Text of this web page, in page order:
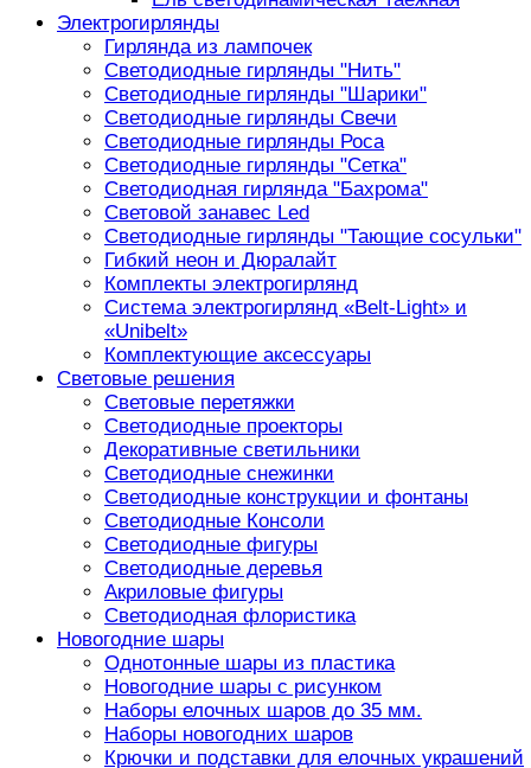
Электрогирлянды
Гирлянда из лампочек
Светодиодные гирлянды "Нить"
Светодиодные гирлянды "Шарики"
Светодиодные гирлянды Свечи
Светодиодные гирлянды Роса
Светодиодные гирлянды "Сетка"
Светодиодная гирлянда "Бахрома"
Световой занавес Led
Светодиодные гирлянды "Тающие сосульки"
Гибкий неон и Дюралайт
Комплекты электрогирлянд
Система электрогирлянд «Belt-Light» и
«Unibelt»
Комплектующие аксессуары
Световые решения
Световые перетяжки
Светодиодные проекторы
Декоративные светильники
Светодиодные снежинки
Светодиодные конструкции и фонтаны
Светодиодные Консоли
Светодиодные фигуры
Светодиодные деревья
Акриловые фигуры
Светодиодная флористика
Новогодние шары
Однотонные шары из пластика
Новогодние шары с рисунком
Наборы елочных шаров до 35 мм.
Наборы новогодних шаров
Крючки и подставки для елочных украшений